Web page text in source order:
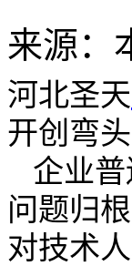
来源：
河北圣天
开创弯
企业
问题归
对技术